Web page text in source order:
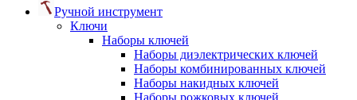
Ручной инструмент
Ключи
Наборы ключей
Наборы диэлектрических ключей
Наборы комбинированных ключей
Наборы накидных ключей
Наборы рожковых ключей